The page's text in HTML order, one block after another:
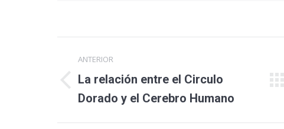
entre
publicaciones
ANTERIOR
Publicación
anterior:
La relación entre el Circulo
Dorado y el Cerebro Humano